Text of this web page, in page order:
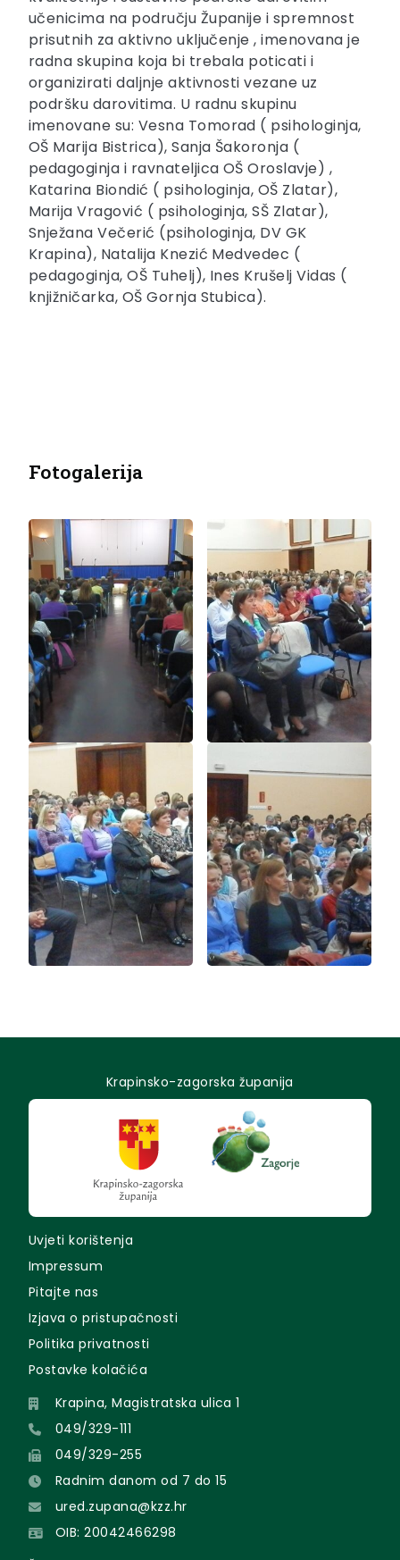
učenicima na području Županije i spremnost
prisutnih za aktivno uključenje , imenovana je
radna skupina koja bi trebala poticati i
organizirati daljnje aktivnosti vezane uz
podršku darovitima. U radnu skupinu
imenovane su: Vesna Tomorad ( psihologinja,
OŠ Marija Bistrica), Sanja Šakoronja (
pedagoginja i ravnateljica OŠ Oroslavje) ,
Katarina Biondić ( psihologinja, OŠ Zlatar),
Marija Vragović ( psihologinja, SŠ Zlatar),
Snježana Večerić (psihologinja, DV GK
Krapina), Natalija Knezić Medvedec (
pedagoginja, OŠ Tuhelj), Ines Krušelj Vidas (
knjižničarka, OŠ Gornja Stubica).
Fotogalerija
Krapinsko-zagorska županija
Uvjeti korištenja
Impressum
Pitajte nas
Izjava o pristupačnosti
Politika privatnosti
Postavke kolačića
Krapina, Magistratska ulica 1
049/329-111
049/329-255
Radnim danom od 7 do 15
ured.zupana@kzz.hr
OIB: 20042466298